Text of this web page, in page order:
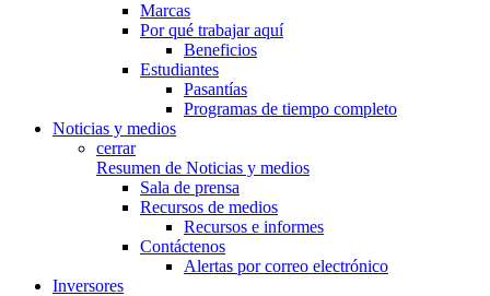
Marcas
Por qué trabajar aquí
Beneficios
Estudiantes
Pasantías
Programas de tiempo completo
Noticias y medios
cerrar
Resumen de Noticias y medios
Sala de prensa
Recursos de medios
Recursos e informes
Contáctenos
Alertas por correo electrónico
Inversores